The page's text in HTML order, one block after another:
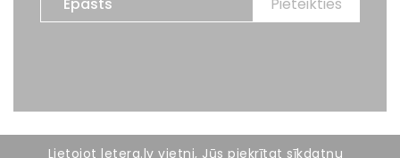
Visas tiesības aizsargātas. LETERA 2026
Lietojot letera.lv vietni, Jūs piekrītat sīkdatņu